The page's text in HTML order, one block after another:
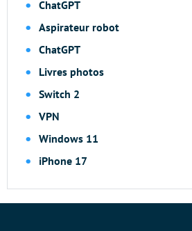
ChatGPT
Aspirateur robot
ChatGPT
Livres photos
Switch 2
VPN
Windows 11
iPhone 17